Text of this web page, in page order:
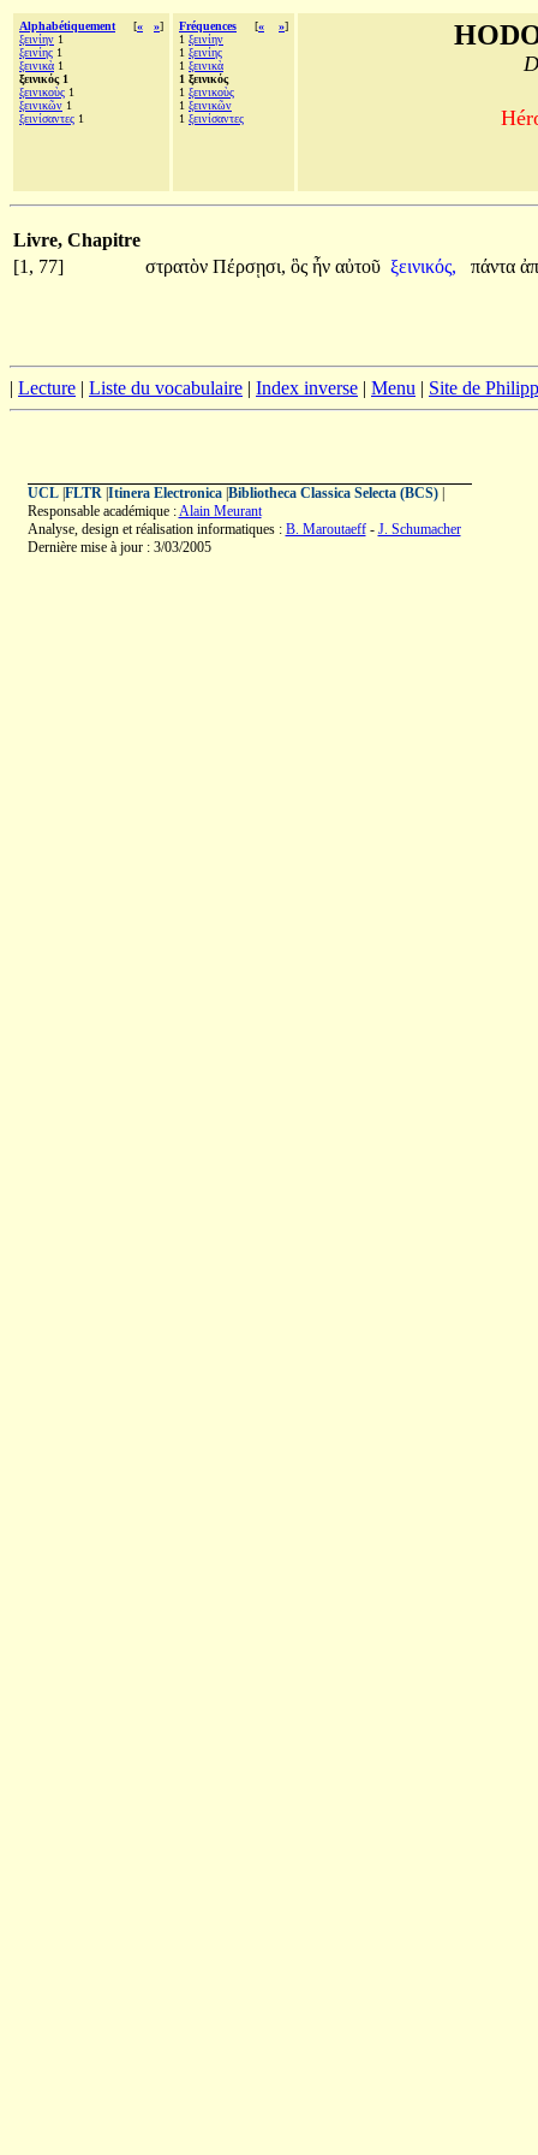
Alphabétiquement [« »]
ξεινίην 1
ξεινίης 1
ξεινικὰ 1
ξεινικός 1
ξεινικοὺς 1
ξεινικῶν 1
ξεινίσαντες 1
Fréquences [« »]
1 ξεινίην
1 ξεινίης
1 ξεινικὰ
1 ξεινικός
1 ξεινικοὺς
1 ξεινικῶν
1 ξεινίσαντες
Livre, Chapitre
[1, 77]
στρατὸν Πέρσῃσι, ὃς ἦν αὐτοῦ ξεινικός, πάντα
| Lecture | Liste du vocabulaire | Index inverse | Menu | Site de
UCL| FLTR| Itinera Electronica| Bibliotheca Classica Selecta (BCS)|
Responsable académique :Alain Meurant
Analyse, design et réalisation informatiques : B. Maroutaeff- J. Schumacher
Dernière mise à jour : 3/03/2005